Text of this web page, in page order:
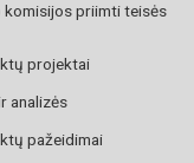
komisijos priimti teisės
projektai
analizės
pažeidimai